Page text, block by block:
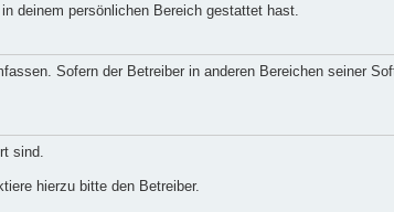
deinem persönlichen Bereich gestattet hast.
Sofern der Betreiber in anderen Bereichen seiner
sind.
hierzu bitte den Betreiber.